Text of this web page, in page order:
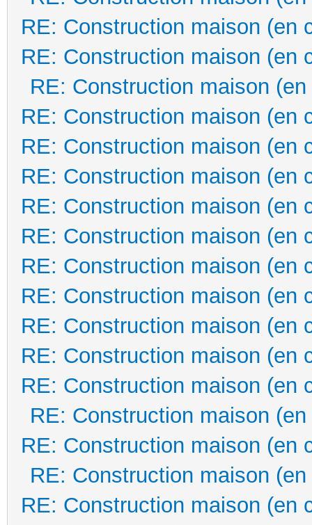
RE: Construction maison (en
RE: Construction maison (en
RE: Construction maison
RE: Construction maison (en
RE: Construction maison (en
RE: Construction maison (en
RE: Construction maison (en
RE: Construction maison (en
RE: Construction maison (en
RE: Construction maison (en
RE: Construction maison (en
RE: Construction maison (en
RE: Construction maison (en
RE: Construction maison
RE: Construction maison (en
RE: Construction maison
RE: Construction maison (en